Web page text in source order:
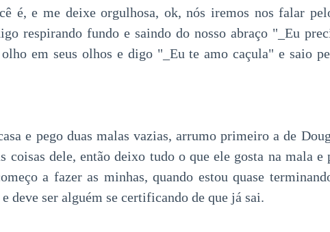
é, e me deixe orgulhosa, ok, nós iremos nos falar
respirando fundo e saindo do nosso abraço "_Eu
em seus olhos e digo "_Eu te amo caçula" e saio
e pego duas malas vazias, arrumo primeiro a de
coisas dele, então deixo tudo o que ele gosta na mala e
a fazer as minhas, quando estou quase
deve ser alguém se certificando de que já sai.